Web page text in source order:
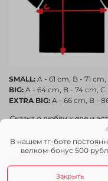
SMALL: A - 61 cm, B - 71
BIG: A - 64 cm, B - 74 cm, C
EXTRA BIG: A - 66 cm, B -
Сказка о любви к еде и
BEREZA. Принт
явным современным
вышивает крестиком, а
В нашем тг-боте
велком-бонус 500
Закрыть